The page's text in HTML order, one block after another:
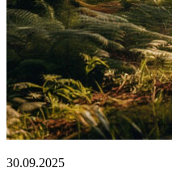
30.09.2025